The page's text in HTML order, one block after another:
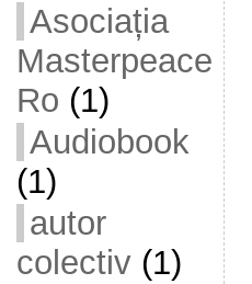
Asociația
Masterpeace
Ro (1)
Audiobook
(1)
autor
colectiv(1)